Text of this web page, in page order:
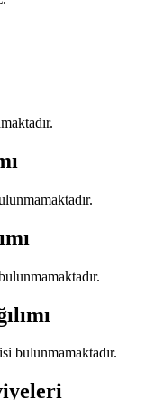
bulunmamaktadır.